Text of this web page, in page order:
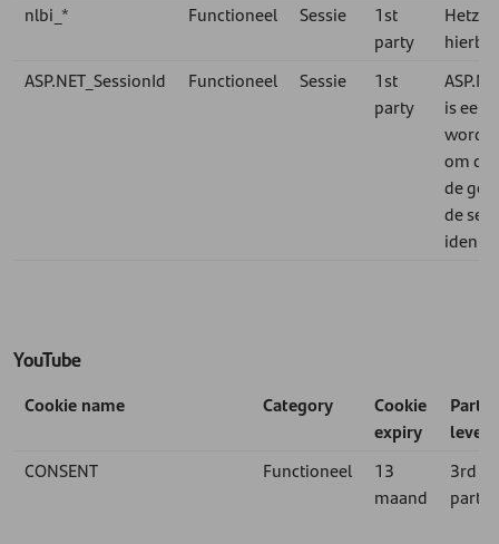
nlbi_*
Functioneel Sessie
1st
party
ASP.NET_SessionId
Functioneel Sessie
1st
party
is een
wordt
om de
de
de
YouTube
Cookie name Category
Cookie
expiry
Party-
level
CONSENT
Functioneel
13
maand
3rd
party